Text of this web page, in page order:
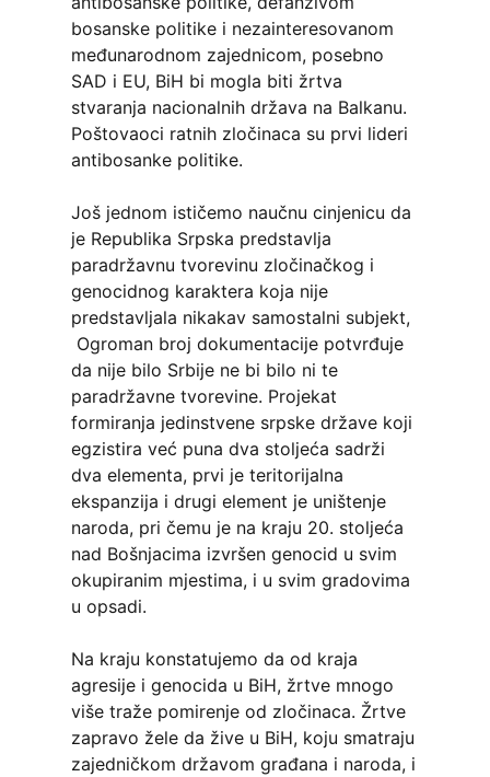
bosanske politike i nezainteresovanom
međunarodnom zajednicom, posebno
SAD i EU, BiH bi mogla biti žrtva
stvaranja nacionalnih država na Balkanu.
Poštovaoci ratnih zločinaca su prvi lideri
antibosanke politike.
Još jednom ističemo naučnu cinjenicu da
je Republika Srpska predstavlja
paradržavnu tvorevinu zločinačkog i
genocidnog karaktera koja nije
predstavljala nikakav samostalni subjekt,
Ogroman broj dokumentacije potvrđuje
da nije bilo Srbije ne bi bilo ni te
paradržavne tvorevine. Projekat
formiranja jedinstvene srpske države koji
egzistira već puna dva stoljeća sadrži
dva elementa, prvi je teritorijalna
ekspanzija i drugi element je uništenje
naroda, pri čemu je na kraju 20. stoljeća
nad Bošnjacima izvršen genocid u svim
okupiranim mjestima, i u svim gradovima
u opsadi.
Na kraju konstatujemo da od kraja
agresije i genocida u BiH, žrtve mnogo
više traže pomirenje od zločinaca. Žrtve
zapravo žele da žive u BiH, koju smatraju
zajedničkom državom građana i naroda, i